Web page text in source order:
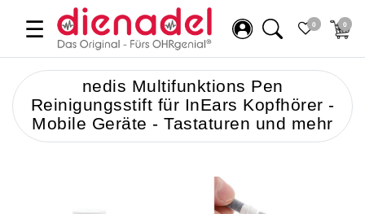
☰ 0 0
nedis Multifunktions Pen
Reinigungsstift für InEars Kopfhörer -
Mobile Geräte - Tastaturen und mehr